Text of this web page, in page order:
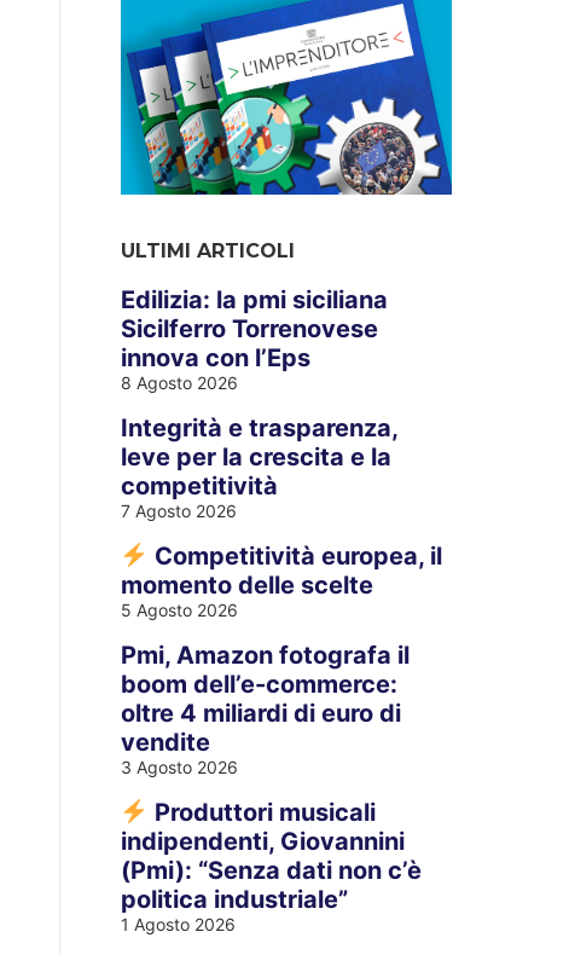
ULTIMI ARTICOLI
Edilizia: la pmi siciliana
Sicilferro Torrenovese
innova con l’Eps
8 Agosto 2026
Integrità e trasparenza,
leve per la crescita e la
competitività
7 Agosto 2026
Competitività europea, il
momento delle scelte
5 Agosto 2026
Pmi, Amazon fotografa il
boom dell’e-commerce:
oltre 4 miliardi di euro di
vendite
3 Agosto 2026
Produttori musicali
indipendenti, Giovannini
(Pmi): “Senza dati non c’è
politica industriale”
1 Agosto 2026